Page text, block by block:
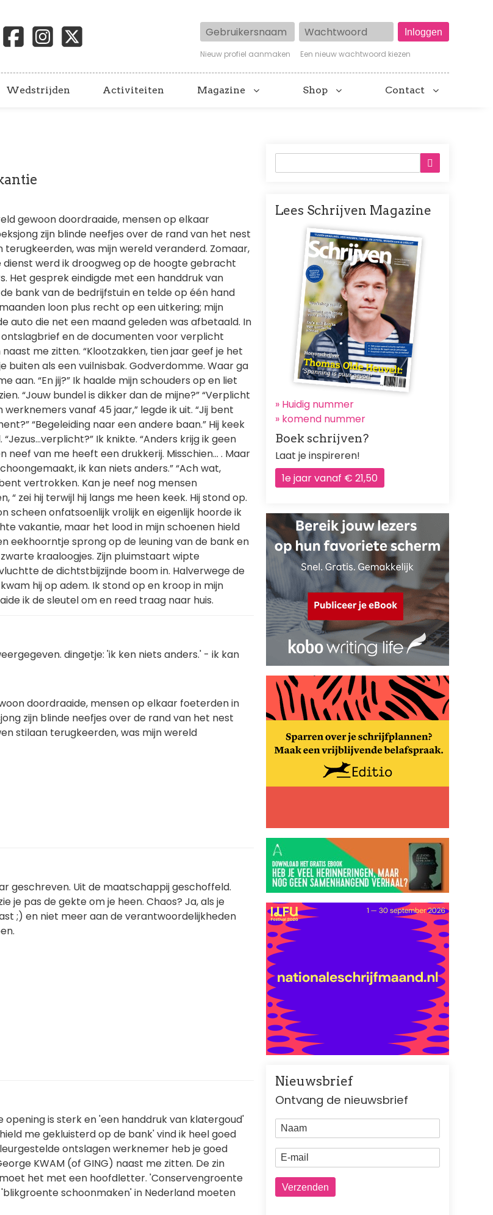
Gebruikersnaam Wachtwoord
Nieuw profiel aanmaken Een nieuw wachtwoord kiezen
Wedstrijden Activiteiten Magazine Shop Contact
gewoon doordraaide, mensen op elkaar
zijn blinde neefjes over de rand van het nest
terugkeerden, was mijn wereld veranderd. Zomaar,
dienst werd ik droogweg op de hoogte gebracht
Het gesprek eindigde met een handdruk van
bank van de bedrijfstuin en telde op één hand
loon plus recht op een uitkering; mijn
auto die net een maand geleden was afbetaald. In
ontslagbrief en de documenten voor verplicht
me zitten. “Klootzakken, tien jaar geef je het
buiten als een vuilnisbak. Godverdomme. Waar ga
aan. “En jij?” Ik haalde mijn schouders op en liet
“Jouw bundel is dikker dan de mijne?” “Verplicht
vanaf 45 jaar,” legde ik uit. “Jij bent
“Begeleiding naar een andere baan.” Hij keek
Ik knikte. “Anders krijg ik geen
neef van me heeft een drukkerij. Misschien… . Maar
ik kan niets anders.” “Ach wat,
vertrokken. Kan je neef nog mensen
“ zei hij terwijl hij langs me heen keek. Hij stond op.
scheen onfatsoenlijk vrolijk en eigenlijk hoorde ik
vakantie, maar het lood in mijn schoenen hield
eekhoorntje sprong op de leuning van de bank en
kraaloogjes. Zijn pluimstaart wipte
vluchtte de dichtstbijzijnde boom in. Halverwege de
hij op adem. Ik stond op en kroop in mijn
ik de sleutel om en reed traag naar huis.
dingetje: 'ik ken niets anders.' - ik kan
doordraaide, mensen op elkaar foeterden in
zijn blinde neefjes over de rand van het nest
stilaan terugkeerden, was mijn wereld
geschreven. Uit de maatschappij geschoffeld.
je pas de gekte om je heen. Chaos? Ja, als je
;) en niet meer aan de verantwoordelijkheden
opening is sterk en 'een handdruk van klatergoud'
me gekluisterd op de bank' vind ik heel goed
ontslagen werknemer heb je goed
KWAM (of GING) naast me zitten. De zin
het met een hoofdletter. 'Conservengroente
'blikgroente schoonmaken' in Nederland moeten
Lees Schrijven Magazine
Afbeelding
» Huidig nummer
» komend nummer
Boek schrijven?
Laat je inspireren!
1e jaar vanaf € 21,50
Nieuwsbrief
Ontvang de nieuwsbrief
Naam
E-mail